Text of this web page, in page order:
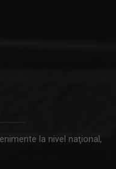
la nivel naţional,